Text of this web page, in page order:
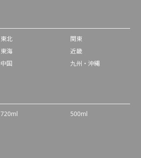
東北
関東
東海
近畿
中国 九州・沖縄
720ml
500ml